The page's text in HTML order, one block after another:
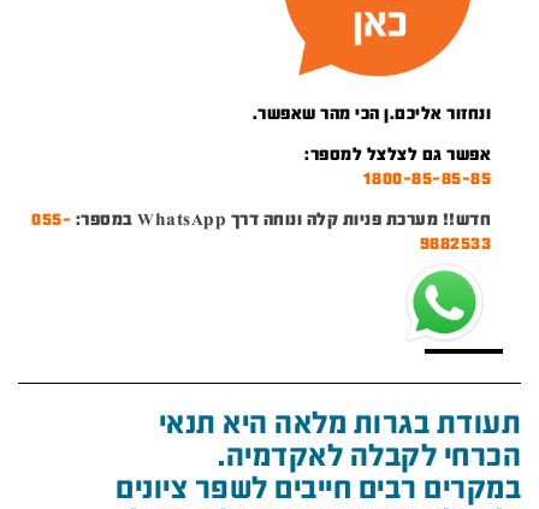
ונחזור אליכם.ן הכי מהר שאפשר.
אפשר גם לצלצל למספר:
1800-85-85-85
חדש!! מערכת פניות קלה ונוחה דרך WhatsApp במספר:
055-
9882533
תעודת בגרות מלאה היא תנאי
הכרחי לקבלה לאקדמיה.
במקרים רבים חייבים לשפר ציונים